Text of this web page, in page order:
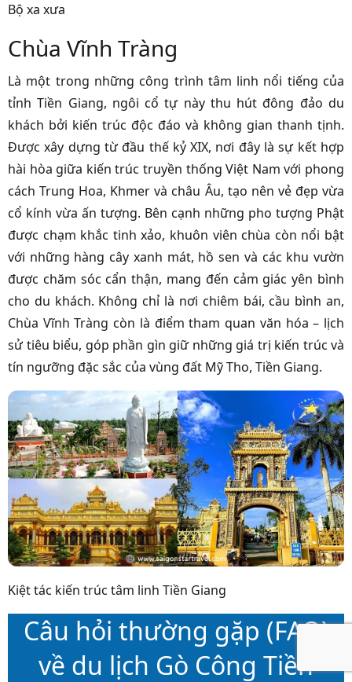
Bộ xa xưa
Chùa Vĩnh Tràng
Là một trong những công trình tâm linh nổi tiếng của
tỉnh Tiền Giang, ngôi cổ tự này thu hút đông đảo du
khách bởi kiến trúc độc đáo và không gian thanh tịnh.
Được xây dựng từ đầu thế kỷ XIX, nơi đây là sự kết hợp
hài hòa giữa kiến trúc truyền thống Việt Nam với phong
cách Trung Hoa, Khmer và châu Âu, tạo nên vẻ đẹp vừa
cổ kính vừa ấn tượng. Bên cạnh những pho tượng Phật
được chạm khắc tinh xảo, khuôn viên chùa còn nổi bật
với những hàng cây xanh mát, hồ sen và các khu vườn
được chăm sóc cẩn thận, mang đến cảm giác yên bình
cho du khách. Không chỉ là nơi chiêm bái, cầu bình an,
Chùa Vĩnh Tràng còn là điểm tham quan văn hóa – lịch
sử tiêu biểu, góp phần gìn giữ những giá trị kiến trúc và
tín ngưỡng đặc sắc của vùng đất Mỹ Tho, Tiền Giang.
Kiệt tác kiến trúc tâm linh Tiền Giang
Câu hỏi thường gặp (FAQ)
về du lịch Gò Công Tiền